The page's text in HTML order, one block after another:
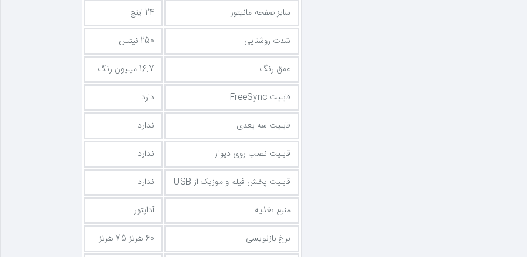
سایز صفحه مانیتور
24 اینچ
شدت روشنایی
250 نیتس
عمق رنگ
16.7 میلیون رنگ
قابلیت FreeSync
دارد
قابلیت سه بعدی
ندارد
قابلیت نصب روی دیوار
ندارد
قابلیت پخش فیلم و موزیک از USB
ندارد
منبع تغذیه
آداپتور
نرخ بازنویسی
60 هرتز 75 هرتز